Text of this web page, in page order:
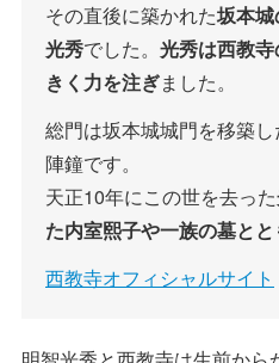
その直後に築かれた坂本
光秀でした。 光秀は西教
きく力を注ぎました。
総門は坂本城城門を移築
陣鐘です。
天正10年にこの世を去った
た内室熙子や一族の墓とと
西教寺オフィシャルサイト